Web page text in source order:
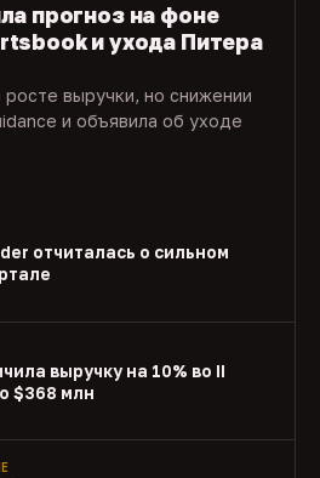
прогноз на фоне
и ухода Питера
выручки, но снижении
и объявила об уходе
отчиталась о сильном
выручку на 10% во II
$368 млн